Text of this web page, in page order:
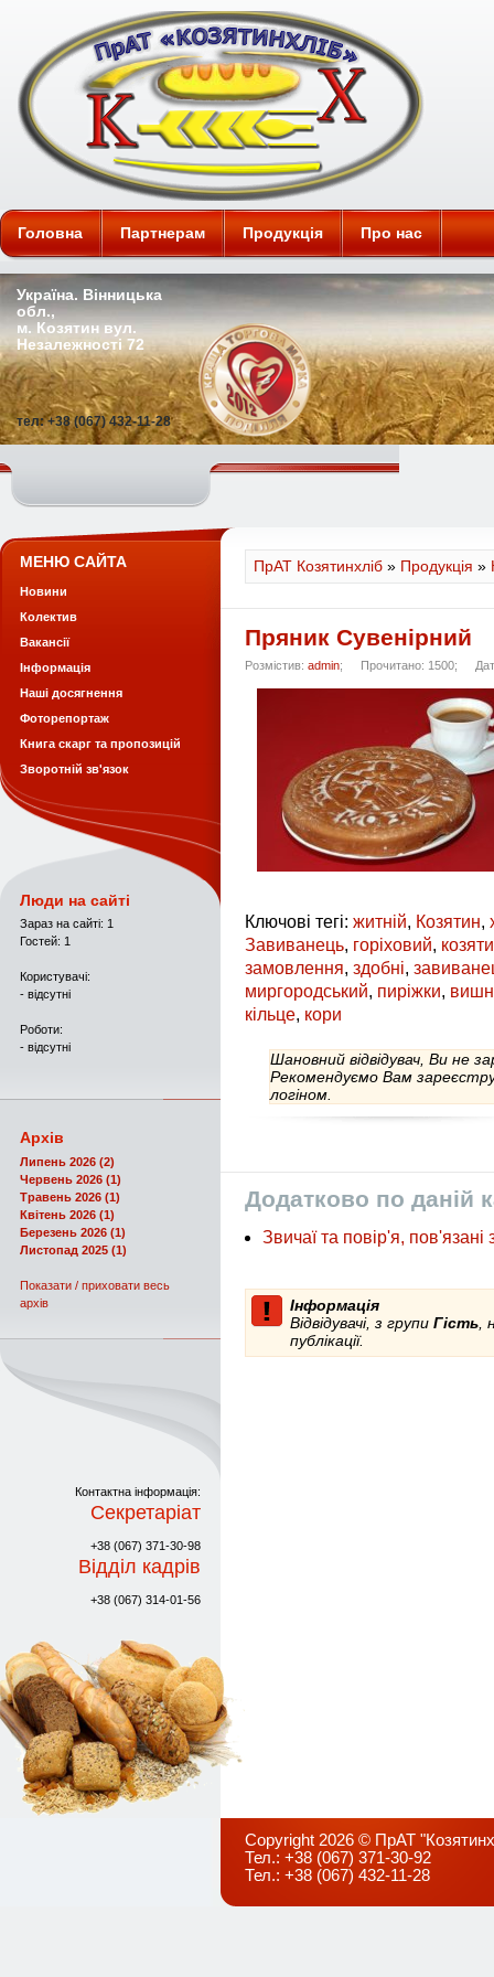
ПАТ "Козятинхліб"
Головна Партнерам Продукція Про нас
Україна. Вінницька
обл.,
м. Козятин вул.
Незалежності 72
тел: +38 (067) 432-11-28
ПрАТ Козятинхліб » Продукція »
Пряник Сувенірний
Розмістив: admin; Прочитано: 1500;
Ключові тегі: житній, Козятин,
Завиванець, горіховий,
замовлення, здобні,
миргородський, пиріжки,
кільце, кори
Шановний відвідувач, Ви не
Рекомендуємо Вам
логіном.
Додатково по даній
Звичаї та повір'я, пов'язані
Інформація
Відвідувачі, з групи Гість
публікації.
МЕНЮ САЙТА
Новини
Колектив
Вакансії
Інформація
Наші досягнення
Фоторепортаж
Книга скарг та пропозицій
Зворотній зв'язок
Люди на сайті
Зараз на сайті: 1
Гостей: 1
Користувачі:
- відсутні
Роботи:
- відсутні
Архів
Липень 2026 (2)
Червень 2026 (1)
Травень 2026 (1)
Квітень 2026 (1)
Березень 2026 (1)
Листопад 2025 (1)
Показати / приховати весь
архів
Контактна інформація:
Секретаріат
+38 (067) 371-30-98
Відділ кадрів
+38 (067) 314-01-56
Copyright 2026 © ПрАТ
Тел.: +38 (067) 371-30-92
Тел.: +38 (067) 432-11-28